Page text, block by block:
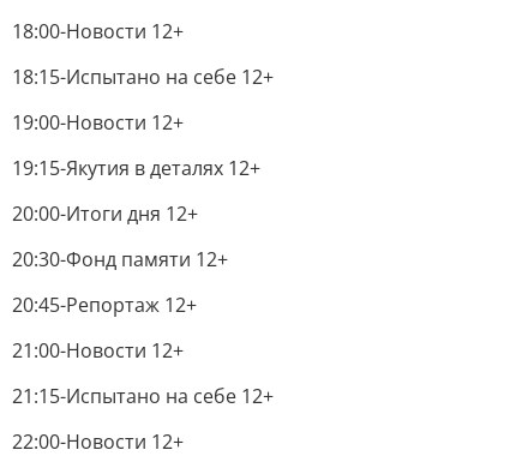
18:00-Новости 12+
18:15-Испытано на себе 12+
19:00-Новости 12+
19:15-Якутия в деталях 12+
20:00-Итоги дня 12+
20:30-Фонд памяти 12+
20:45-Репортаж 12+
21:00-Новости 12+
21:15-Испытано на себе 12+
22:00-Новости 12+